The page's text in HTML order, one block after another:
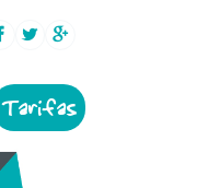
Tarifas